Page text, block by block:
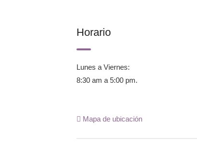
Horario
Lunes a Viernes:
8:30 am a 5:00 pm.
Mapa de ubicación